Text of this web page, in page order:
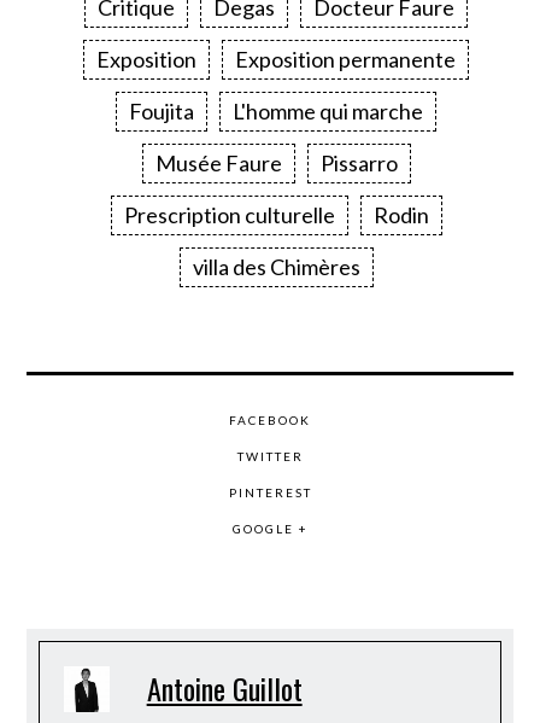
Critique
Degas
Docteur Faure
Exposition
Exposition permanente
Foujita
L'homme qui marche
Musée Faure
Pissarro
Prescription culturelle
Rodin
villa des Chimères
FACEBOOK
TWITTER
PINTEREST
GOOGLE +
Antoine Guillot